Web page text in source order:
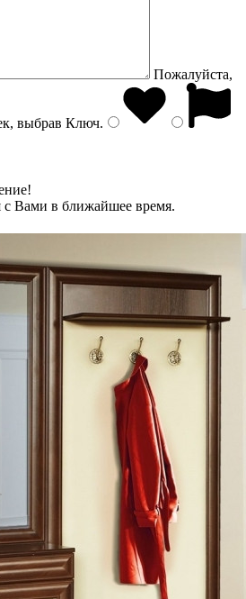
Пожалуйста,
выбрав Ключ.
Вами в ближайшее время.